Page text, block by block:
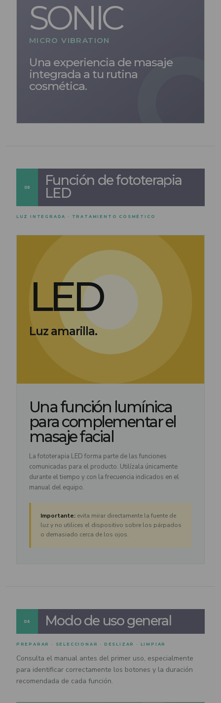
SONIC
MICRO VIBRATION
Una experiencia de masaje
integrada a tu rutina
cosmética.
05 Función de fototerapia
LED
LUZ INTEGRADA · TRATAMIENTO COSMÉTICO
LED
Luz amarilla.
Una función lumínica
para complementar el
masaje facial
La fototerapia LED forma parte de las funciones
comunicadas para el producto. Utilízala únicamente
durante el tiempo y con la frecuencia indicados en el
manual del equipo.
Importante:evita mirar directamente la fuente de
luz y no utilices el dispositivo sobre los párpados
o demasiado cerca de los ojos.
06 Modo de uso general
PREPARAR · SELECCIONAR · DESLIZAR · LIMPIAR
Consulta el manual antes del primer uso, especialmente
para identificar correctamente los botones y la duración
recomendada de cada función.